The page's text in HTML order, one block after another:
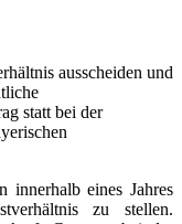
ausscheiden und
statt bei der
innerhalb eines Jahres
zu stellen.